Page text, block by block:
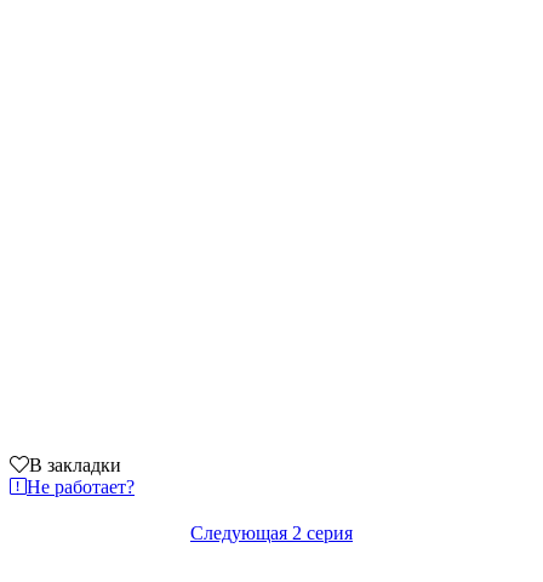
В закладки
Не работает?
Следующая 2 серия